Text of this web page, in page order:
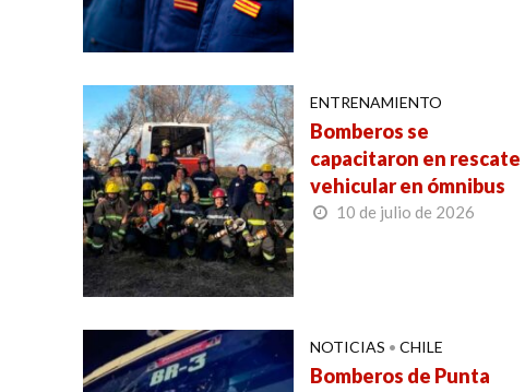
ENTRENAMIENTO
Bomberos se
capacitaron en rescate
vehicular en ómnibus
10 de julio de 2026
NOTICIAS • CHILE
Bomberos de Punta